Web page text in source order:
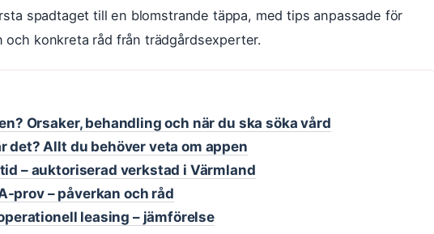
spadtaget till en blomstrande täppa, med tips anpassade för
och konkreta råd från trädgårdsexperter.
Orsaker, behandling och när du ska söka vård
det? Allt du behöver veta om appen
– auktoriserad verkstad i Värmland
prov – påverkan och råd
leasing – jämförelse